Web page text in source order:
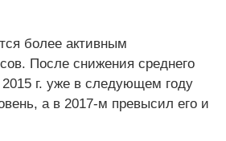
более активным
После снижения среднего
г. уже в следующем году
а в 2017-м превысил его и